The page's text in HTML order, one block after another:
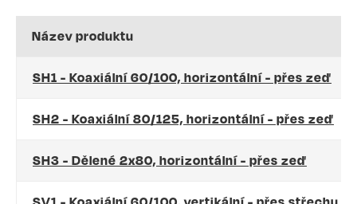
Název produktu
SH1 - Koaxiální 60/100, horizontální - přes zeď
SH2 - Koaxiální 80/125, horizontální - přes zeď
SH3 - Dělené 2x80, horizontální - přes zeď